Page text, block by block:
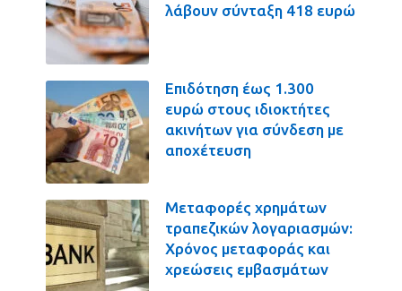
λάβουν σύνταξη 418 ευρώ
Επιδότηση έως 1.300
ευρώ στους ιδιοκτήτες
ακινήτων για σύνδεση με
αποχέτευση
Μεταφορές χρημάτων
τραπεζικών λογαριασμών:
Χρόνος μεταφοράς και
χρεώσεις εμβασμάτων